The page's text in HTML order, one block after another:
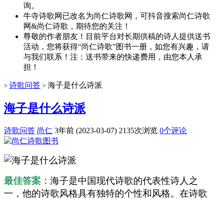
询。
牛寺诗歌网已改名为尚仁诗歌网，可抖音搜索尚仁诗歌
网&尚仁诗歌，期待您的关注！
尊敬的作者朋友！目前平台对长期供稿的诗人提供送书
活动，您将获得“尚仁诗歌”图书一册，如您有兴趣，请
与我们联系！注：送书带来的快递费用，由您本人承
担！
> 诗歌问答 > 海子是什么诗派
海子是什么诗派
诗歌问答 尚仁 3年前 (2023-03-07) 2135次浏览 0个评论
最佳答案： 海子是中国现代诗歌的代表性诗人之
一，他的诗歌风格具有独特的个性和风格。在诗歌